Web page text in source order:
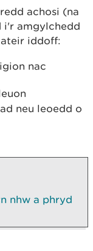
achosi (na
i'r amgylchedd
iddoff:
nac
neu leoedd o
nhw a phryd